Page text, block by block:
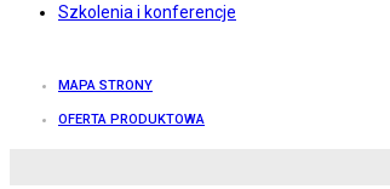
Szkolenia i konferencje
MAPA STRONY
OFERTA PRODUKTOWA